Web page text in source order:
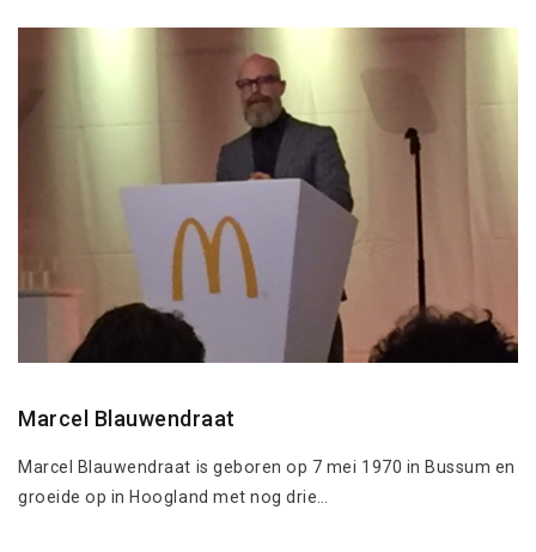
Marcel Blauwendraat
Marcel Blauwendraat is geboren op 7 mei 1970 in Bussum en
groeide op in Hoogland met nog drie…